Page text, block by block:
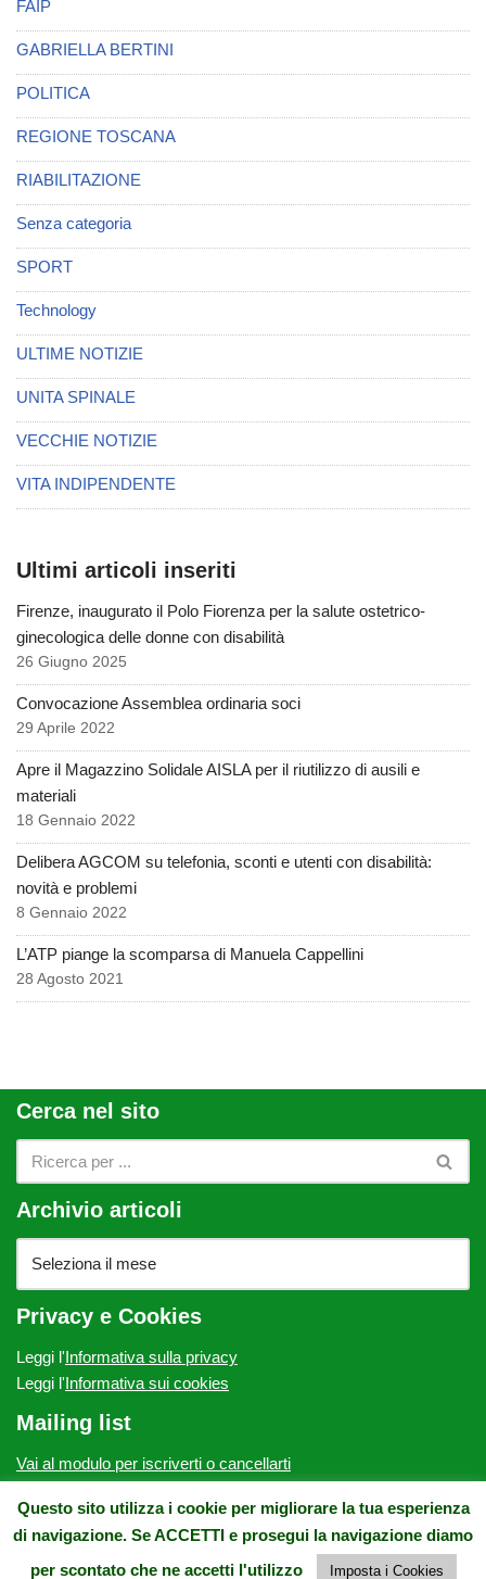
FAIP
GABRIELLA BERTINI
POLITICA
REGIONE TOSCANA
RIABILITAZIONE
Senza categoria
SPORT
Technology
ULTIME NOTIZIE
UNITA SPINALE
VECCHIE NOTIZIE
VITA INDIPENDENTE
Ultimi articoli inseriti
Firenze, inaugurato il Polo Fiorenza per la salute ostetrico-
ginecologica delle donne con disabilità
26 Giugno 2025
Convocazione Assemblea ordinaria soci
29 Aprile 2022
Apre il Magazzino Solidale AISLA per il riutilizzo di ausili e
materiali
18 Gennaio 2022
Delibera AGCOM su telefonia, sconti e utenti con disabilità:
novità e problemi
8 Gennaio 2022
L’ATP piange la scomparsa di Manuela Cappellini
28 Agosto 2021
Cerca nel sito
Archivio articoli
Privacy e Cookies
Leggi l'Informativa sulla privacy
Leggi l'Informativa sui cookies
Mailing list
Vai al modulo per iscriverti o cancellarti
ATP Onlus - c/o Villa Fabbricotti, via Vittorio Emanuele II, 64 -
50134 Firenze - E-mail: contatto@atponlus.org - Pec:
atponlus@pec.it - Tel. e Fax: 0554932275 - CF.: 94164460480
Questo sito utilizza i cookie per migliorare la tua esperienza
di navigazione. Se ACCETTI e prosegui la navigazione diamo
per scontato che ne accetti l'utilizzo
Imposta i Cookies